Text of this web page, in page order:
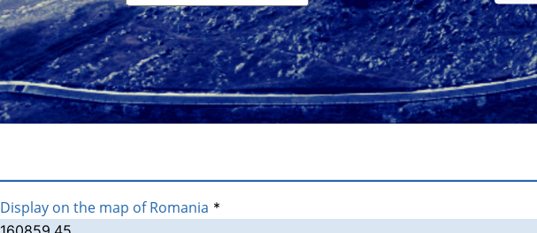
Display on the map of Romania *